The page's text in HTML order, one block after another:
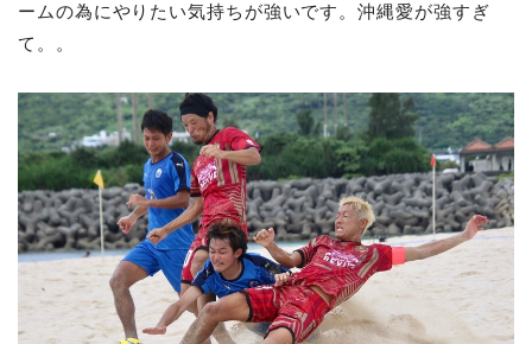
ームの為にやりたい気持ちが強いです。沖縄愛が強すぎ
て。。